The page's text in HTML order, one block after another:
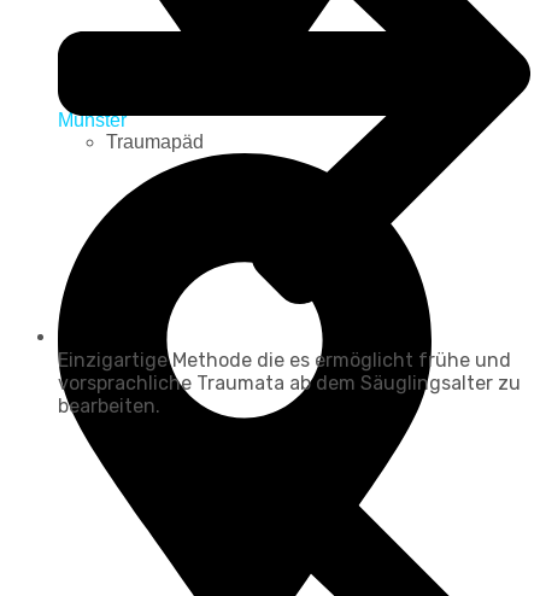
Münster
Traumapäd
Einzigartige Methode die es ermöglicht frühe und
vorsprachliche Traumata ab dem Säuglingsalter zu
bearbeiten.